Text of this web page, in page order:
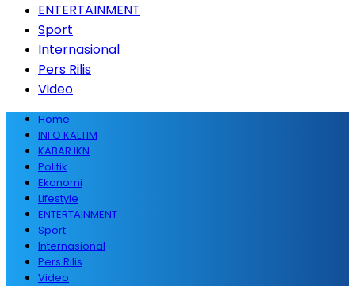
ENTERTAINMENT
Sport
Internasional
Pers Rilis
Video
Home
INFO KALTIM
KABAR IKN
Politik
Ekonomi
Lifestyle
ENTERTAINMENT
Sport
Internasional
Pers Rilis
Video